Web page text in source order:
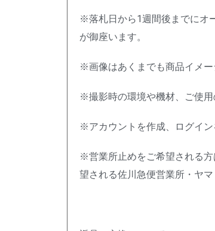
※落札日から1週間後までにオ
が御座います。
※画像はあくまでも商品イメー
※撮影時の環境や機材、ご使用
※アカウントを作成、ログイン
※営業所止めをご希望される
望される佐川急便営業所・ヤ